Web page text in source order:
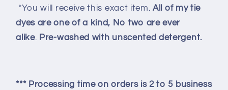
*You will receive this exact item. All of my tie
dyes are one of a kind, No two are ever
alike. Pre-washed with unscented detergent.
*** Processing time on orders is 2 to 5 business